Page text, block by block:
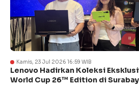
Kamis, 23 Jul 2026 16:59 WIB
Lenovo Hadirkan Koleksi
World Cup 26™ Edition di